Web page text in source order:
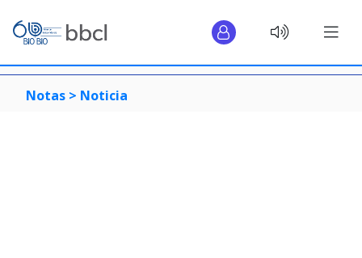
Notas > Noticia